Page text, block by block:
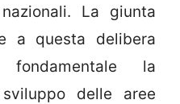
La giunta
a questa delibera
fondamentale la
delle aree